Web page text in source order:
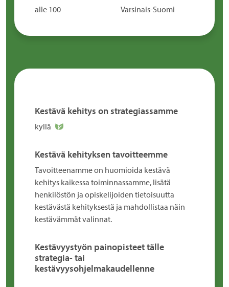
alle 100
Varsinais-Suomi
Kestävä kehitys on strategiassamme
kyllä
Kestävä kehityksen tavoitteemme
Tavoitteenamme on huomioida kestävä
kehitys kaikessa toiminnassamme, lisätä
henkilöstön ja opiskelijoiden tietoisuutta
kestävästä kehityksestä ja mahdollistaa näin
kestävämmät valinnat.
Kestävyystyön painopisteet tälle
strategia- tai
kestävyysohjelmakaudellenne